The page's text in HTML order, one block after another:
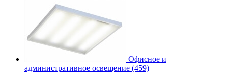
Офисное и
административное освещение (459)